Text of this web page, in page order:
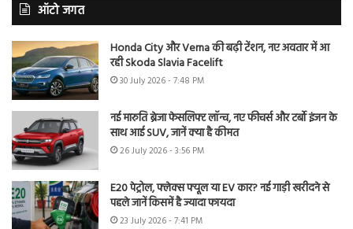
ऑटो जगत
Honda City और Verna की बढ़ी टेंशन, नए अवतार में आ
रही Skoda Slavia Facelift
30 July 2026 - 7:48 PM
नई मारुति ब्रेजा फेसलिफ्ट लॉन्च, नए फीचर्स और टर्बो इंजन के
साथ आई SUV, जानें क्या है कीमत
26 July 2026 - 3:56 PM
E20 पेट्रोल, फ्लेक्स फ्यूल या EV कार? नई गाड़ी खरीदने से
पहले जानें किसमें है ज्यादा फायदा
23 July 2026 - 7:41 PM